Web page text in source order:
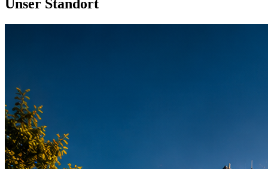
Unser Standort